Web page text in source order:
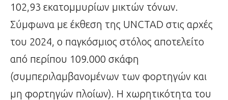
102,93 εκατομμυρίων μικτών τόνων.
Σύμφωνα με έκθεση της UNCTAD στις αρχές
του 2024, ο παγκόσμιος στόλος αποτελείτο
από περίπου 109.000 σκάφη
(συμπεριλαμβανομένων των φορτηγών και
μη φορτηγών πλοίων). Η χωρητικότητα του